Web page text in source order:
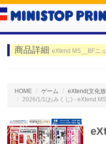
商品詳細 eXtend MS__BFニ
HOME ゲーム
eXtend(文化
2026/1/1(おみくじ) - eXtend